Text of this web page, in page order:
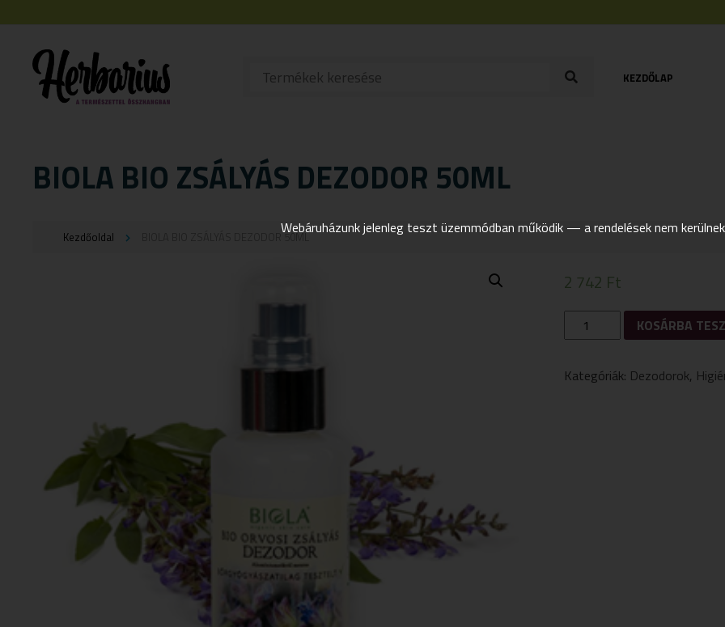
KEZDŐLAP
BIOLA BIO ZSÁLYÁS DEZODOR 50ML
Kezdőoldal BIOLA BIO ZSÁLYÁS DEZODOR 50ML
2 742 Ft
BIOLA
50ML
KOSÁRBA
Kategóriák: Dezodorok,
Webáruházunk jelenleg teszt üzemmódban működik — a rendelések nem